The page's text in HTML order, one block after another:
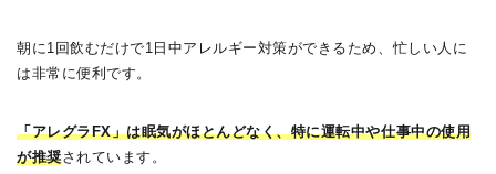
朝に1回飲むだけで1日中アレルギー対策ができるため、忙しい人に
は非常に便利です。
「アレグラFX」は眠気がほとんどなく、特に運転中や仕事中の使用
が推奨されています。